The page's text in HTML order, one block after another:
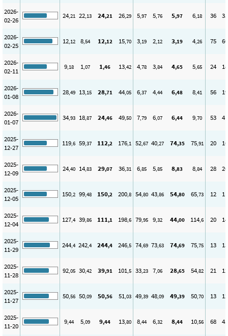
2026-
02-26
24,21 22,13 24,21 26,29 5,97 5,76 5,97 6,18 36 35
2026-
02-25
12,12 8,54 12,12 15,70 3,19 2,12 3,19 4,26 75 60
2026-
02-11
9,18 1,07 1,46 13,42 4,78 3,84 4,65 5,65 24 18
2026-
01-08
28,49 13,15 28,71 44,05 6,37 4,44 6,48 8,41 56 19
2026-
01-07
34,93 18,87 24,46 49,50 7,79 6,07 6,44 9,70 53 41
2025-
12-27
119,6 59,37 112,2 176,1 52,67 40,27 74,35 75,91 20 16
2025-
12-09
24,40 14,83 29,07 36,31 6,85 5,85 8,83 8,84 28 20
2025-
12-05
150,2 99,48 150,2 200,8 54,80 43,86 54,80 65,73 12 11
2025-
12-04
127,4 39,86 111,1 198,6 79,95 9,32 44,00 114,6 20 14
2025-
11-29
244,4 242,4 244,4 246,5 74,69 73,63 74,69 75,75 13 13
2025-
11-28
92,05 30,42 39,91 101,5 33,23 7,06 28,65 54,82 21 12
2025-
11-27
50,56 50,09 50,56 51,03 49,39 48,09 49,39 50,70 13 12
2025-
11-20
9,44 5,09 9,44 13,80 8,44 6,32 8,44 10,56 68 43